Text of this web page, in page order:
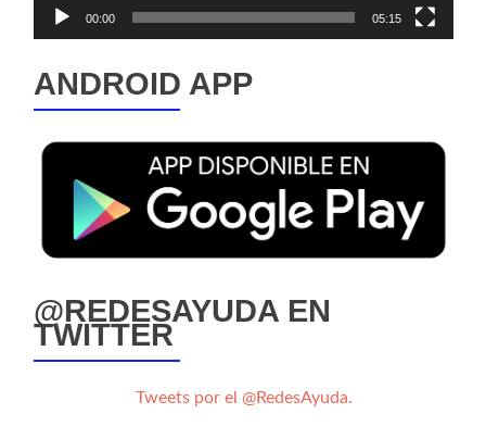
00:00 05:15
ANDROID APP
@REDESAYUDA EN
TWITTER
Tweets por el @RedesAyuda.